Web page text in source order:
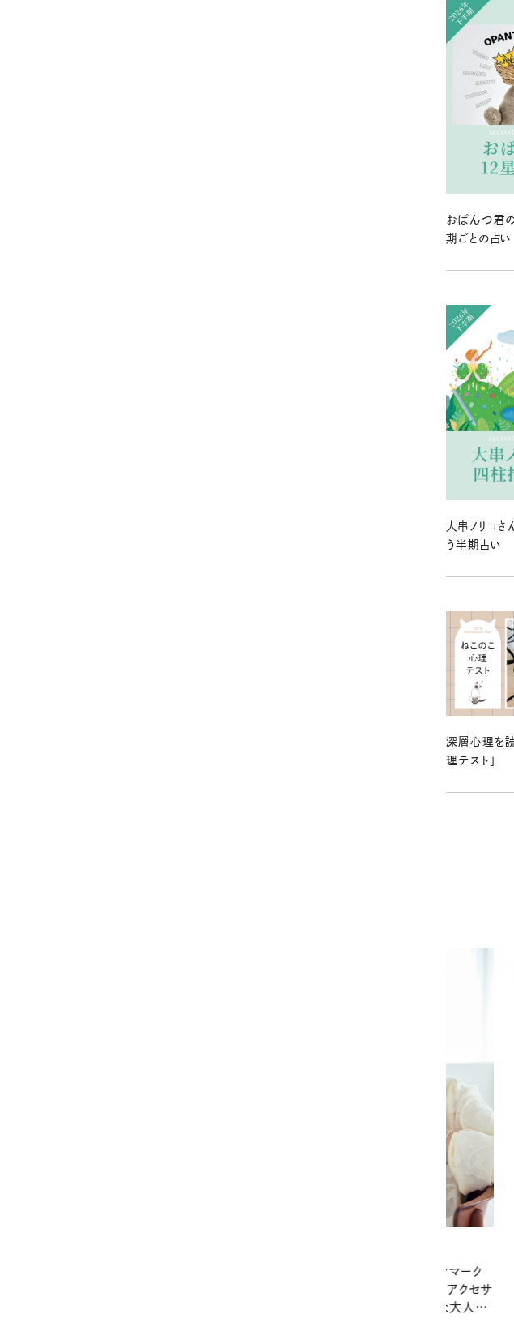
おぱんつ君
期ごとの占い
大串ノリコ
う半期占い
深層心理を
理テスト」
お出かけ前のひと手間で変わる、